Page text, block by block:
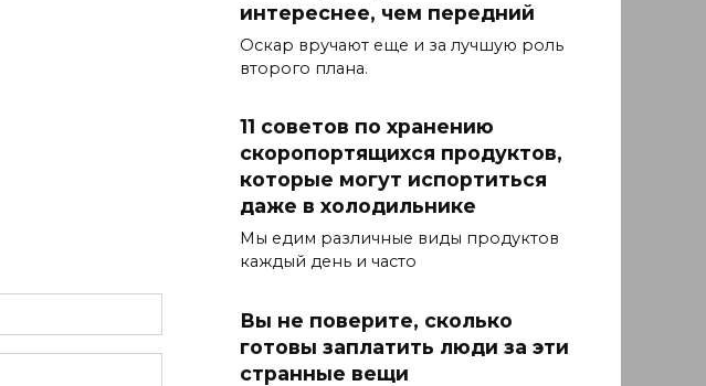
интереснее, чем передний
Оскар вручают еще и за лучшую роль
второго плана.
11 советов по хранению
скоропортящихся продуктов,
которые могут испортиться
даже в холодильнике
Мы едим различные виды продуктов
каждый день и часто
Вы не поверите, сколько
готовы заплатить люди за эти
странные вещи